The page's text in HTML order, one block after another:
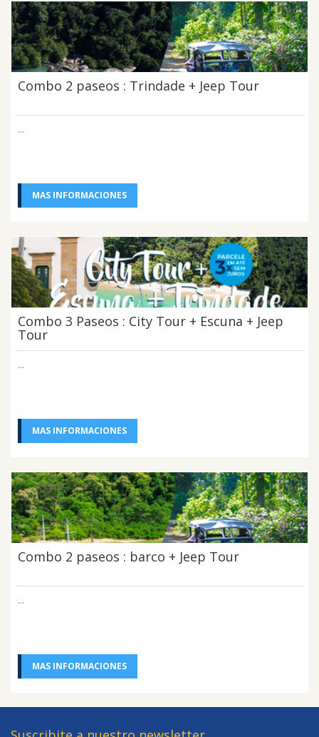
Combo 2 paseos : Trindade + Jeep Tour
...
MAS INFORMACIONES
Combo 3 Paseos : City Tour + Escuna + Jeep
Tour
...
MAS INFORMACIONES
Combo 2 paseos : barco + Jeep Tour
...
MAS INFORMACIONES